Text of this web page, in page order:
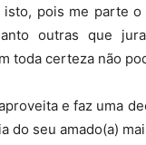
isto, pois me parte
outras que
toda certeza não
e faz uma
do seu amado(a)